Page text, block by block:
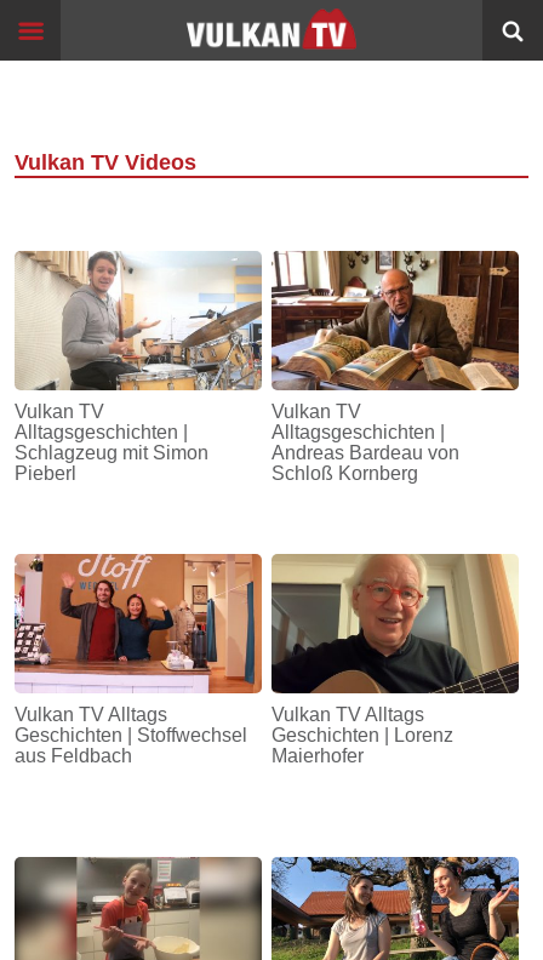
content
Start
Filme
360°
VR
Sport
Info
Alltagsgeschichten
Energie
Schnöll
gfrogt
Zonen
Podcast
Vulkan TV Videos
Vulkan TV
Alltagsgeschichten |
Schlagzeug mit Simon
Pieberl
Vulkan TV
Alltagsgeschichten |
Andreas Bardeau von
Schloß Kornberg
Vulkan TV Alltags
Geschichten | Stoffwechsel
aus Feldbach
Vulkan TV Alltags
Geschichten | Lorenz
Maierhofer